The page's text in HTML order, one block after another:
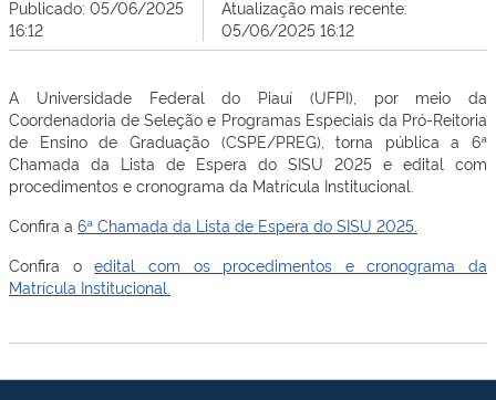
Publicado: 05/06/2025
16:12
Atualização mais recente:
05/06/2025 16:12
A Universidade Federal do Piauí (UFPI), por meio da
Coordenadoria de Seleção e Programas Especiais da Pró-Reitoria
de Ensino de Graduação (CSPE/PREG), torna pública a 6ª
Chamada da Lista de Espera do SISU 2025 e edital com
procedimentos e cronograma da Matrícula Institucional.
Confira a 6ª Chamada da Lista de Espera do SISU 2025.
Confira o
edital com os procedimentos e cronograma da
Matrícula Institucional.